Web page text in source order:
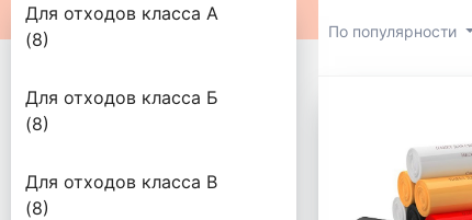
По популярности
Для отходов класса А
(8)
Для отходов класса Б
(8)
Для отходов класса В
(8)